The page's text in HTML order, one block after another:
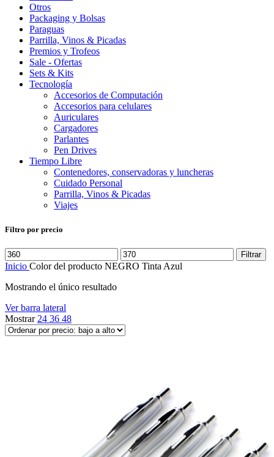
Otros
Packaging y Bolsas
Paraguas
Parrilla, Vinos & Picadas
Premios y Trofeos
Sale - Ofertas
Sets & Kits
Tecnología
Accesorios de Computación
Accesorios para celulares
Auriculares
Cargadores
Parlantes
Pen Drives
Tiempo Libre
Contenedores, conservadoras y luncheras
Cuidado Personal
Parrilla, Vinos & Picadas
Viajes
Filtro por precio
Precio
mínimo
Precio
máximo
Filtrar
Inicio Color del producto NEGRO Tinta Azul
Mostrando el único resultado
Ver barra lateral
Mostrar 24 36 48